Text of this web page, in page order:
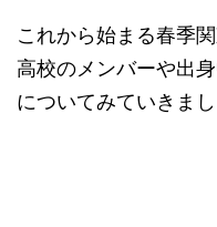
これから始まる春季
高校のメンバーや出
についてみていきまし